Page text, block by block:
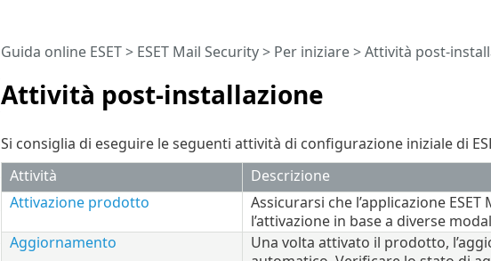
Attività post-installazione
Guida online ESET> ESET Mail Security> Per iniziare> Attività post-
Si consiglia di eseguire le seguenti attività di configurazione iniziale di
Attività
Descrizione
Attivazione prodotto
Assicurarsi che l’applicazione
l’attivazione in base a diverse
Aggiornamento
Una volta attivato il prodotto,